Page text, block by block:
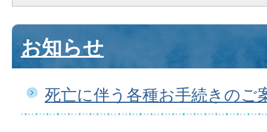
お知らせ
死亡に伴う各種お手続きのご